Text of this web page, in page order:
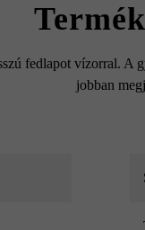
fedlapot vízorral. A
jobban